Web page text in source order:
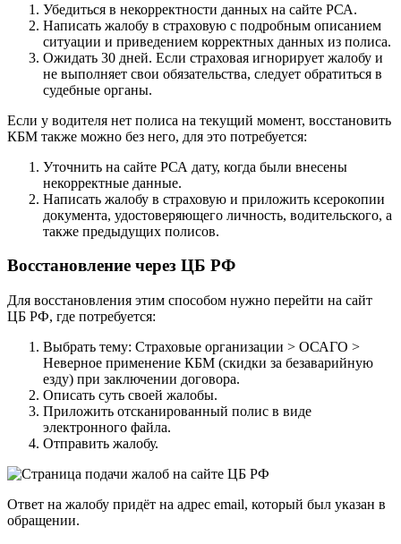
Убедиться в некорректности данных на сайте РСА.
Написать жалобу в страховую с подробным описанием
ситуации и приведением корректных данных из полиса.
Ожидать 30 дней. Если страховая игнорирует жалобу и
не выполняет свои обязательства, следует обратиться в
судебные органы.
Если у водителя нет полиса на текущий момент, восстановить
КБМ также можно без него, для это потребуется:
Уточнить на сайте РСА дату, когда были внесены
некорректные данные.
Написать жалобу в страховую и приложить ксерокопии
документа, удостоверяющего личность, водительского, а
также предыдущих полисов.
Восстановление через ЦБ РФ
Для восстановления этим способом нужно перейти на сайт
ЦБ РФ, где потребуется:
Выбрать тему: Страховые организации > ОСАГО >
Неверное применение КБМ (скидки за безаварийную
езду) при заключении договора.
Описать суть своей жалобы.
Приложить отсканированный полис в виде
электронного файла.
Отправить жалобу.
Ответ на жалобу придёт на адрес email, который был указан в
обращении.